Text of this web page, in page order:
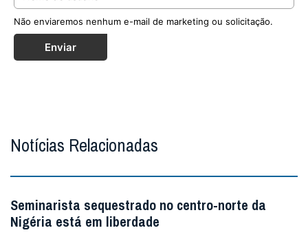
Não enviaremos nenhum e-mail de marketing ou solicitação.
Enviar
Notícias Relacionadas
Seminarista sequestrado no centro-norte da
Nigéria está em liberdade